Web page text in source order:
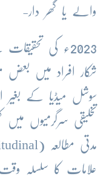
والے یا گھر دار-
2023ء کی
شکار افراد میں بعض
سوشل میڈیا کے بغیر
تخلیقی سرگرمیوں
علامات کا سلسلہ